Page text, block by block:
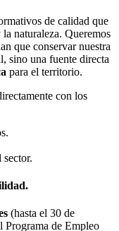
de calidad que
naturaleza. Queremos
que conservar nuestra
sino una fuente directa
para el territorio.
con los
(hasta el 30 de
Programa de Empleo